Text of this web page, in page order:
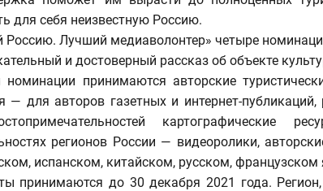
для себя неизвестную Россию.
Россию. Лучший медиаволонтер» четыре
и достоверный рассказ об объекте
принимаются авторские
— для авторов газетных и интернет-публикаций,
регионов России — видеоролики,
испанском, китайском, русском, французском
принимаются до 30 декабря 2021 года.